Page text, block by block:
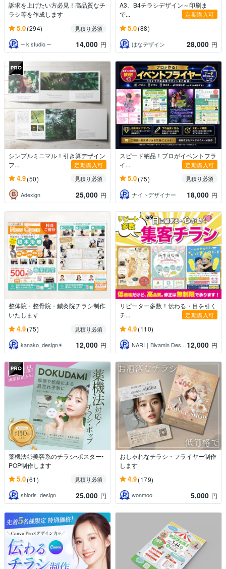
訴求を上げたい方必見！高品質なチ
ラシ等を作成します
5.0(294)
見積り必須
─ k studio ─
14,000 円
A3、B4チラシデザイン～印刷ま
で...
定期購入可
5.0(88)
はなデザイン 28,000 円
シンプルミニマル！引き算デザイン
フ...
定期購入可
4.9(50)
見積り必須
Adexign
25,000 円
スピード納品！プロがイベントフラ
イ...
定期購入可
5.0(75)
見積り必須
ナイトデザイナー
18,000 円
整体院・整骨院・鍼灸院チラシ制作
いたします
4.9(75)
見積り必須
kanako_design✴︎
12,000 円
リピーター多数！伝わる・目を引く
チ...
定期購入可
4.9(110)
NARI｜Bivamin Design 12,000 円
薬機法◎美容系のチラシ•ポスター•
POP制作します
5.0(61)
見積り必須
shioris_design
25,000 円
おしゃれなチラシ・フライヤー制作
します
4.9(179)
wonmoo 5,000 円